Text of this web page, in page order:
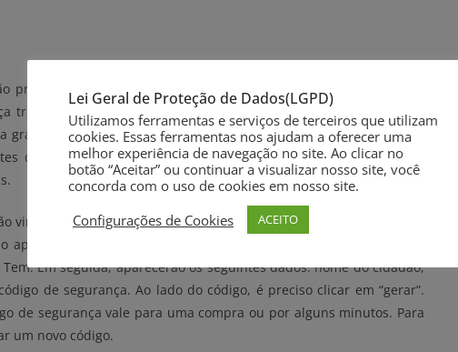
precisa sacar o auxílio para transacionar o dinheiro. O
transferências bancárias e ainda pague contas, como água, luz e
o cartão de débito virtual. Com ele, é possível fazer
de qualquer um dos estabelecimentos credenciados. O cartão
virtual, o beneficiário precisa gerá-lo. Para isso, o primeiro passo é
e acessar o ícone Cartão de Débito Virtual. Feito isso, o
Em seguida, aparecerão os seguintes dados: nome do cidadão,
de segurança. Ao lado do código, é preciso clicar em “gerar”.
de segurança vale para uma compra ou por alguns minutos. Para
um novo código.
Lei Geral de Proteção de Dados(LGPD)
Utilizamos ferramentas e serviços de terceiros que utilizam
cookies. Essas ferramentas nos ajudam a oferecer uma
melhor experiência de navegação no site. Ao clicar no
botão “Aceitar” ou continuar a visualizar nosso site, você
concorda com o uso de cookies em nosso site.
Configurações de Cookies
ACEITO